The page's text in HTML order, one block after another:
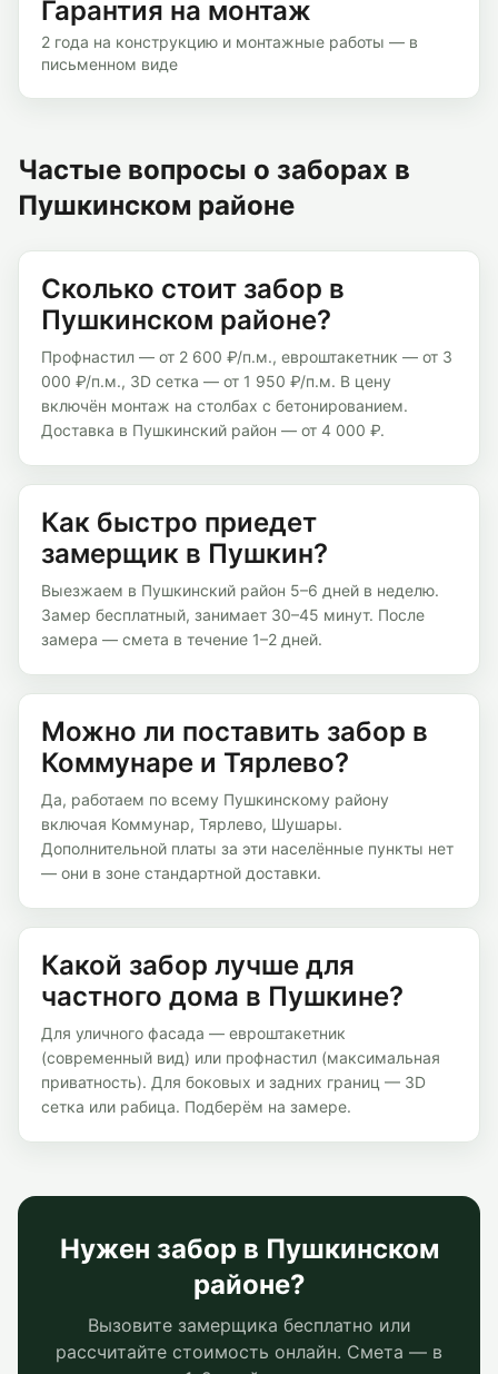
Гарантия на монтаж
2 года на конструкцию и монтажные работы — в
письменном виде
Частые вопросы о заборах в
Пушкинском районе
Сколько стоит забор в
Пушкинском районе?
Профнастил — от 2 600 ₽/п.м., евроштакетник — от 3
000 ₽/п.м., 3D сетка — от 1 950 ₽/п.м. В цену
включён монтаж на столбах с бетонированием.
Доставка в Пушкинский район — от 4 000 ₽.
Как быстро приедет
замерщик в Пушкин?
Выезжаем в Пушкинский район 5–6 дней в неделю.
Замер бесплатный, занимает 30–45 минут. После
замера — смета в течение 1–2 дней.
Можно ли поставить забор в
Коммунаре и Тярлево?
Да, работаем по всему Пушкинскому району
включая Коммунар, Тярлево, Шушары.
Дополнительной платы за эти населённые пункты нет
— они в зоне стандартной доставки.
Какой забор лучше для
частного дома в Пушкине?
Для уличного фасада — евроштакетник
(современный вид) или профнастил (максимальная
приватность). Для боковых и задних границ — 3D
сетка или рабица. Подберём на замере.
Нужен забор в Пушкинском
районе?
Вызовите замерщика бесплатно или
рассчитайте стоимость онлайн. Смета — в